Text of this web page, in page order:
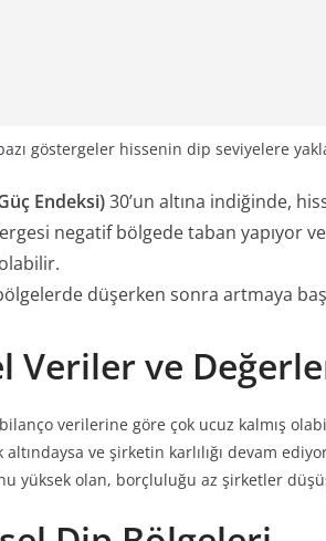
göstergeler hissenin dip seviyelere
Endeksi)30’un altına indiğinde,
negatif bölgede taban yapıyor ve
düşerken sonra artmaya
Veriler ve
verilerine göre çok ucuz kalmış
altındaysa ve şirketin karlılığı devam
yüksek olan, borçluluğu az şirketler